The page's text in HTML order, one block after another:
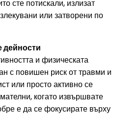
сте потискали, излизат
или затворени по
дейности
и физическата
с повишен риск от травми и
или просто активно се
когато извършвате
е да се фокусирате върху